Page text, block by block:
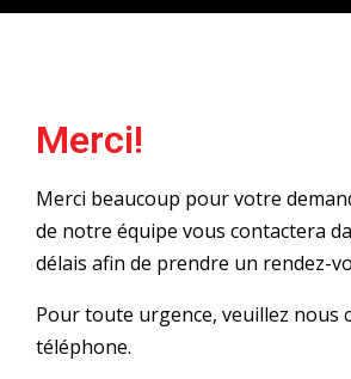
Merci!
Merci beaucoup pour votre
de notre équipe vous contactera
délais afin de prendre un rendez-
Pour toute urgence, veuillez nous
téléphone.